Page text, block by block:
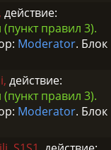
действие:
правил 3).
Moderator. Блок
действие:
правил 3).
Moderator. Блок